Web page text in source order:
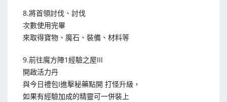
8.將首領討伐、討伐
次數使用完畢
來取得寶物、魔石、裝備、材料等
9.前往魔方陣1經驗之屋III
開啟活力丹
與今日禮包I進擊秘藥點開 打怪升級，
如果有經驗加成的精靈可一併裝上